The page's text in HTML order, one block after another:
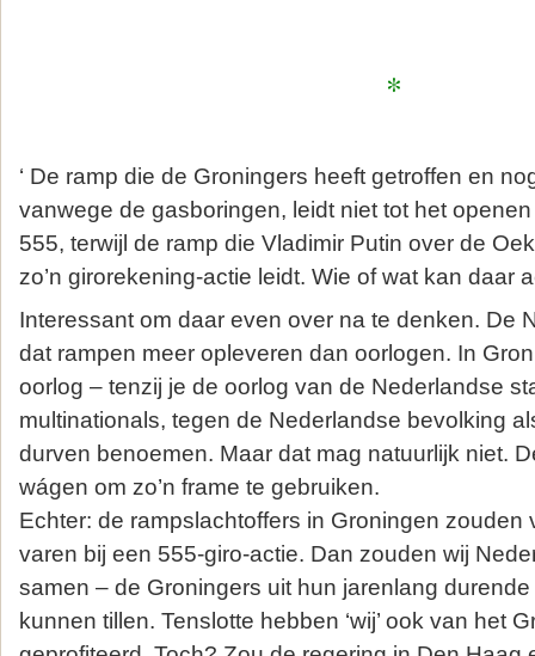
*
‘ De ramp die de Groningers heeft getroffen en
vanwege de gasboringen, leidt niet tot het
555, terwijl de ramp die Vladimir Putin over de
zo’n girorekening-actie leidt. Wie of wat kan daar
Interessant om daar even over na te denken. De
dat rampen meer opleveren dan oorlogen. In
oorlog – tenzij je de oorlog van de Nederlandse
multinationals, tegen de Nederlandse bevolking
durven benoemen. Maar dat mag natuurlijk niet.
wágen om zo’n frame te gebruiken.
Echter: de rampslachtoffers in Groningen zouden
varen bij een 555-giro-actie. Dan zouden wij
samen – de Groningers uit hun jarenlang
kunnen tillen. Tenslotte hebben ‘wij’ ook van het